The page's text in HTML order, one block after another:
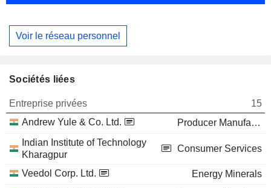
Voir le réseau personnel
Sociétés liées
Entreprise privées
15
Andrew Yule & Co. Ltd.
Producer Manufacturing
Indian Institute of Technology
Kharagpur
Consumer Services
Veedol Corp. Ltd.
Energy Minerals